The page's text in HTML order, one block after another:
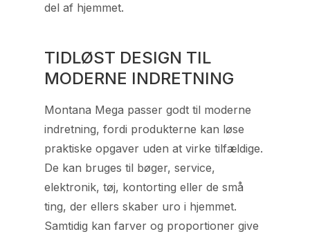
del af hjemmet.
TIDLØST DESIGN TIL
MODERNE INDRETNING
Montana Mega passer godt til moderne
indretning, fordi produkterne kan løse
praktiske opgaver uden at virke tilfældige.
De kan bruges til bøger, service,
elektronik, tøj, kontorting eller de små
ting, der ellers skaber uro i hjemmet.
Samtidig kan farver og proportioner give